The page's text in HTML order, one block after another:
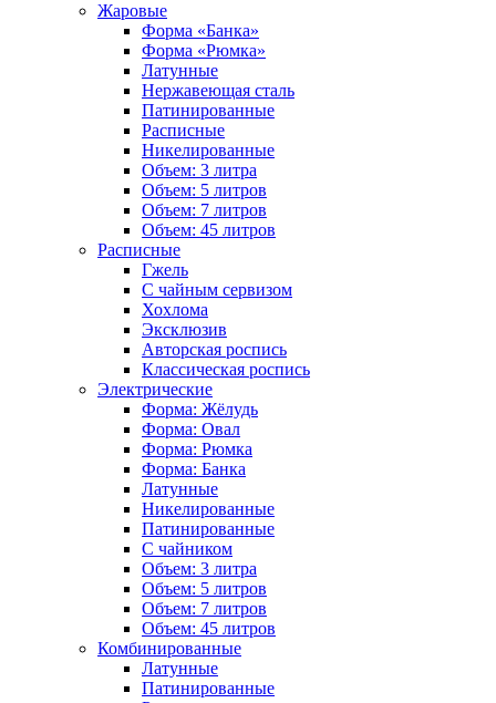
Жаровые
Форма «Банка»
Форма «Рюмка»
Латунные
Нержавеющая сталь
Патинированные
Расписные
Никелированные
Объем: 3 литра
Объем: 5 литров
Объем: 7 литров
Объем: 45 литров
Расписные
Гжель
С чайным сервизом
Хохлома
Эксклюзив
Авторская роспись
Классическая роспись
Электрические
Форма: Жёлудь
Форма: Овал
Форма: Рюмка
Форма: Банка
Латунные
Никелированные
Патинированные
С чайником
Объем: 3 литра
Объем: 5 литров
Объем: 7 литров
Объем: 45 литров
Комбинированные
Латунные
Патинированные